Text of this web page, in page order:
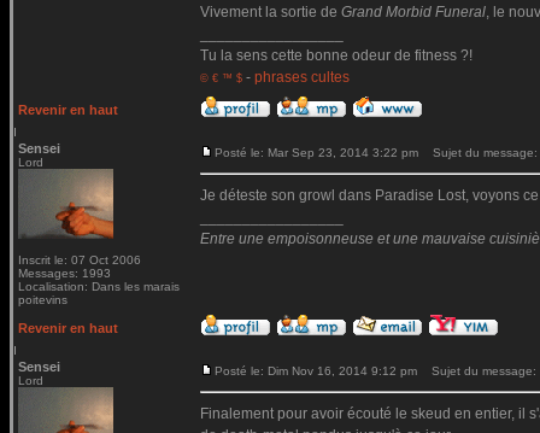
Vivement la sortie de Grand Morbid Funeral, le
Tu la sens cette bonne odeur de fitness ?!
© € ™ $ - phrases cultes
Revenir en haut
Sensei
Lord
Inscrit le: 07 Oct 2006
Messages: 1993
Localisation: Dans les marais
poitevins
Posté le: Mar Sep 23, 2014 3:22 pm Sujet du message:
Je déteste son growl dans Paradise Lost, voyons
Entre une empoisonneuse et une mauvaise
Revenir en haut
Sensei
Lord
Posté le: Dim Nov 16, 2014 9:12 pm Sujet du message:
Finalement pour avoir écouté le skeud en entier, il